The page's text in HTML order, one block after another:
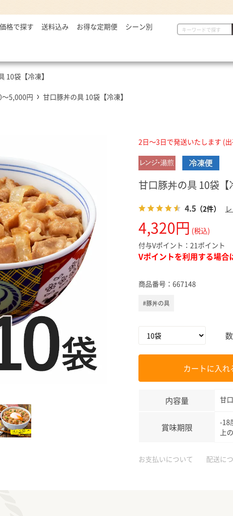
丼の具 定番セット商品 漬物・薬味
から揚げ
豚しょうが焼
牛すき
紅生姜
とん汁
シ
常温食品
缶飯（非常食）
常温食品
介護・健康食品
トク牛（トクホ）
吉野
どんぶ
雑貨
価格で探す
～2,999円
5,001～7,000円
7,001円～
送料込み お得な定期便 シーン別
初めての方へ
贈り物に
10袋【冷凍】
5,000円 甘口豚丼の具 10袋【冷凍】
2日～3日で発送いたします (
甘口豚丼の具 10袋【
4.5 （2件）
4,320円 (税込)
付与Vポイント： 21ポイント
Vポイントを利用する場合
商品番号： 667148
#豚丼の具
カートに入れ
内容量 甘
賞味期限
-18
上
お支払いについて 配送に